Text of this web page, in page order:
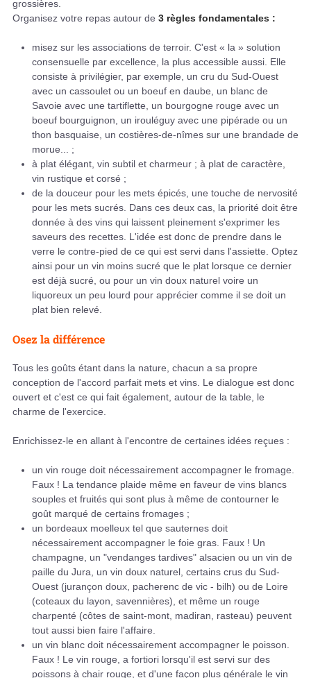
grossières.
Organisez votre repas autour de 3 règles fondamentales :
misez sur les associations de terroir. C'est « la » solution
consensuelle par excellence, la plus accessible aussi. Elle
consiste à privilégier, par exemple, un cru du Sud-Ouest
avec un cassoulet ou un boeuf en daube, un blanc de
Savoie avec une tartiflette, un bourgogne rouge avec un
boeuf bourguignon, un irouléguy avec une pipérade ou un
thon basquaise, un costières-de-nîmes sur une brandade de
morue... ;
à plat élégant, vin subtil et charmeur ; à plat de caractère,
vin rustique et corsé ;
de la douceur pour les mets épicés, une touche de nervosité
pour les mets sucrés. Dans ces deux cas, la priorité doit être
donnée à des vins qui laissent pleinement s'exprimer les
saveurs des recettes. L'idée est donc de prendre dans le
verre le contre-pied de ce qui est servi dans l'assiette. Optez
ainsi pour un vin moins sucré que le plat lorsque ce dernier
est déjà sucré, ou pour un vin doux naturel voire un
liquoreux un peu lourd pour apprécier comme il se doit un
plat bien relevé.
Osez la différence
Tous les goûts étant dans la nature, chacun a sa propre
conception de l'accord parfait mets et vins. Le dialogue est donc
ouvert et c'est ce qui fait également, autour de la table, le
charme de l'exercice.
Enrichissez-le en allant à l'encontre de certaines idées reçues :
un vin rouge doit nécessairement accompagner le fromage.
Faux ! La tendance plaide même en faveur de vins blancs
souples et fruités qui sont plus à même de contourner le
goût marqué de certains fromages ;
un bordeaux moelleux tel que sauternes doit
nécessairement accompagner le foie gras. Faux ! Un
champagne, un "vendanges tardives" alsacien ou un vin de
paille du Jura, un vin doux naturel, certains crus du Sud-
Ouest (jurançon doux, pacherenc de vic - bilh) ou de Loire
(coteaux du layon, savennières), et même un rouge
charpenté (côtes de saint-mont, madiran, rasteau) peuvent
tout aussi bien faire l'affaire.
un vin blanc doit nécessairement accompagner le poisson.
Faux ! Le vin rouge, a fortiori lorsqu'il est servi sur des
poissons à chair rouge, et d'une façon plus générale le vin